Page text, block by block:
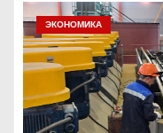
ЭКОНОМИКА